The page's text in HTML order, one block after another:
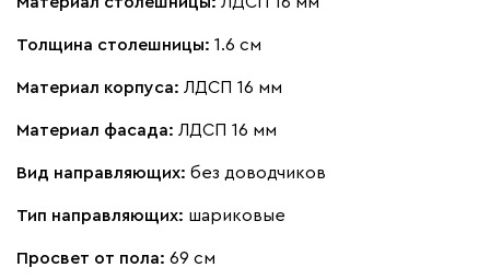
Толщина столешницы: 1.6 см
Материал корпуса: ЛДСП 16 мм
Материал фасада: ЛДСП 16 мм
Вид направляющих: без доводчиков
Тип направляющих: шариковые
Просвет от пола: 69 см